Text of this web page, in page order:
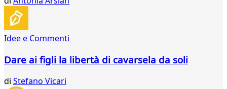
Idee e Commenti
Dare ai figli la libertà di cavarsela da soli
di Stefano Vicari